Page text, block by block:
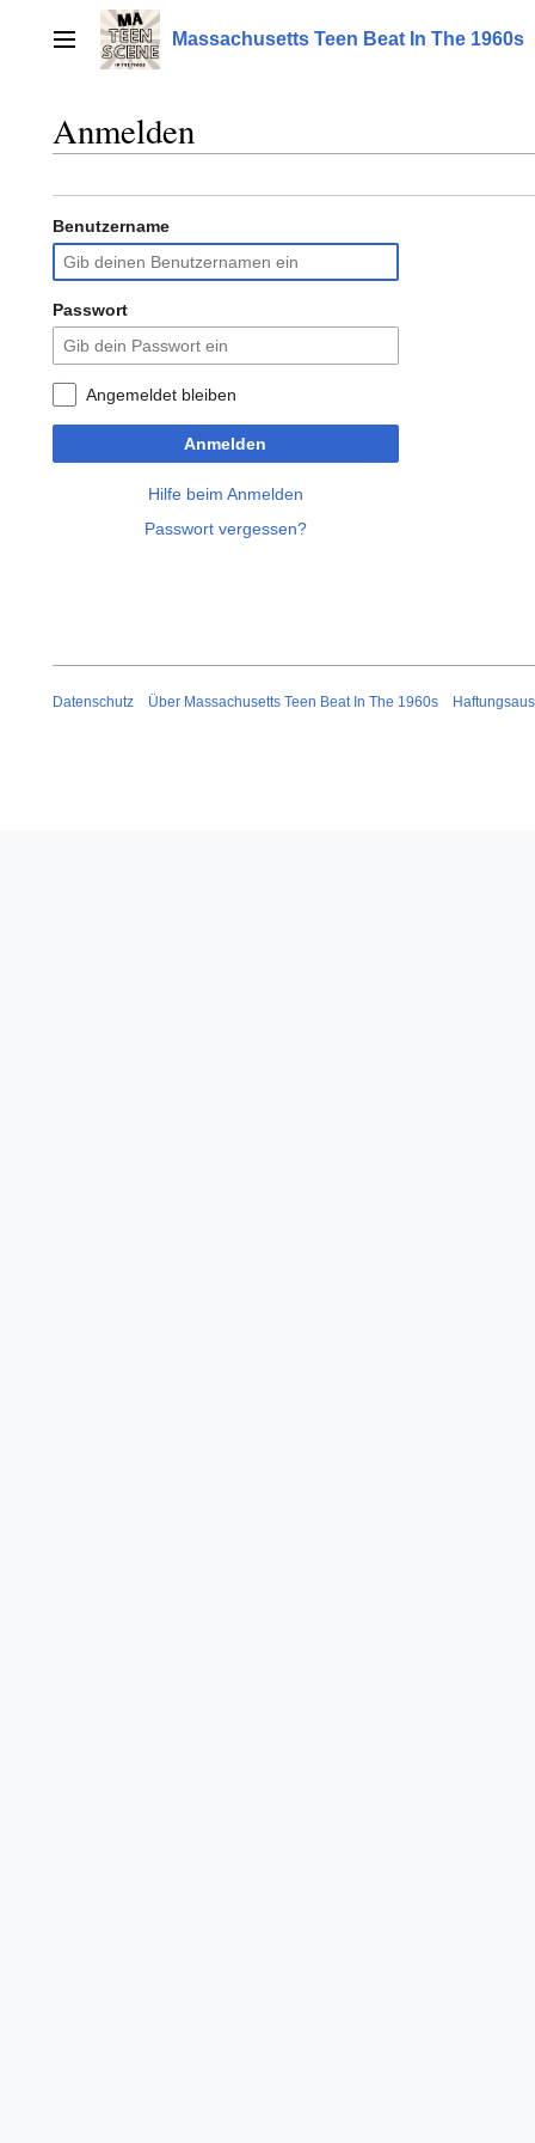
springenHauptmenü Massachusetts Teen Beat In The 1960s
Anmelden
Benutzername
Passwort
Angemeldet bleiben
Anmelden
Hilfe beim Anmelden
Passwort vergessen?
Datenschutz Über Massachusetts Teen Beat In The 1960s